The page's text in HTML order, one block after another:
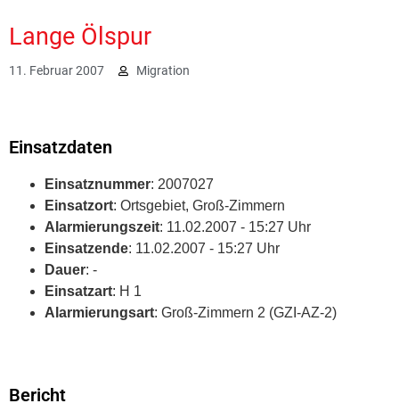
Lange Ölspur
11. Februar 2007 Migration
Einsatzdaten
Einsatznummer: 2007027
Einsatzort: Ortsgebiet, Groß-Zimmern
Alarmierungszeit: 11.02.2007 - 15:27 Uhr
Einsatzende: 11.02.2007 - 15:27 Uhr
Dauer: -
Einsatzart: H 1
Alarmierungsart: Groß-Zimmern 2 (GZI-AZ-2)
Bericht